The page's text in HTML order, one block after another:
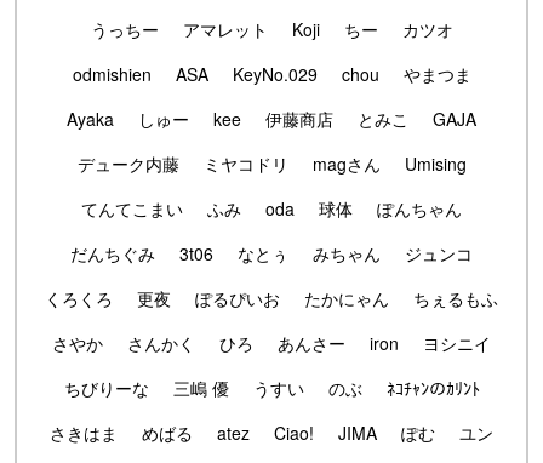
うっちー アマレット Koji ちー
カツオ
odmishien
ASA KeyNo.029 chou
やまつま
Ayaka
しゅー kee 伊藤商店 とみこ
GAJA
デューク内藤
ミヤコドリ magさん
Umising
てんてこまい
ふみ oda 球体
ぽんちゃん
だんちぐみ
3t06 なとぅ みちゃん
ジュンコ
くろくろ
更夜 ぽるぴいお たかにゃん
ちぇるもふ
さやか
さんかく ひろ あんさー iron
ヨシニイ
ちびりーな
三嶋 優 うすい のぶ
ﾈｺﾁｬﾝのｶﾘﾝﾄ
さきはま
めばる atez Ciao! JIMA ぽむ
ユン